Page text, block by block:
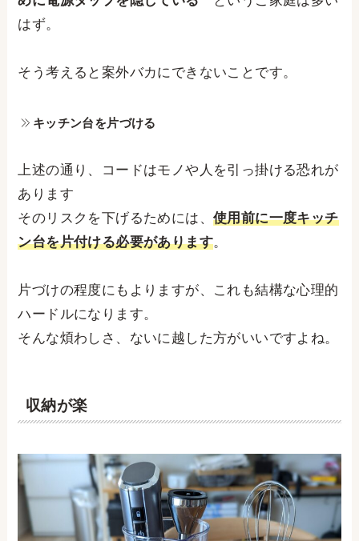
はず。
そう考えると案外バカにできないことです。
キッチン台を片づける
上述の通り、コードはモノや人を引っ掛ける恐れが
あります
そのリスクを下げるためには、使用前に一度キッチ
ン台を片付ける必要があります。
片づけの程度にもよりますが、これも結構な心理的
ハードルになります。
そんな煩わしさ、ないに越した方がいいですよね。
収納が楽